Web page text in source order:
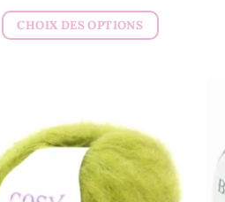
CHOIX DES OPTIONS
plusieurs
variations.
Les
options